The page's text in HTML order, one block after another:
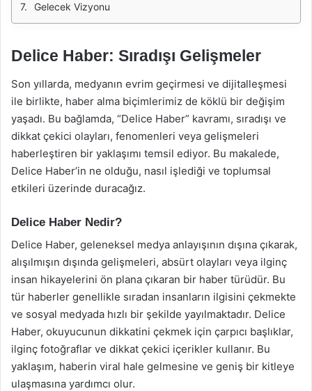
Gelecek Vizyonu
Delice Haber: Sıradışı Gelişmeler
Son yıllarda, medyanın evrim geçirmesi ve dijitalleşmesi
ile birlikte, haber alma biçimlerimiz de köklü bir değişim
yaşadı. Bu bağlamda, “Delice Haber” kavramı, sıradışı ve
dikkat çekici olayları, fenomenleri veya gelişmeleri
haberleştiren bir yaklaşımı temsil ediyor. Bu makalede,
Delice Haber’in ne olduğu, nasıl işlediği ve toplumsal
etkileri üzerinde duracağız.
Delice Haber Nedir?
Delice Haber, geleneksel medya anlayışının dışına çıkarak,
alışılmışın dışında gelişmeleri, absürt olayları veya ilginç
insan hikayelerini ön plana çıkaran bir haber türüdür. Bu
tür haberler genellikle sıradan insanların ilgisini çekmekte
ve sosyal medyada hızlı bir şekilde yayılmaktadır. Delice
Haber, okuyucunun dikkatini çekmek için çarpıcı başlıklar,
ilginç fotoğraflar ve dikkat çekici içerikler kullanır. Bu
yaklaşım, haberin viral hale gelmesine ve geniş bir kitleye
ulaşmasına yardımcı olur.